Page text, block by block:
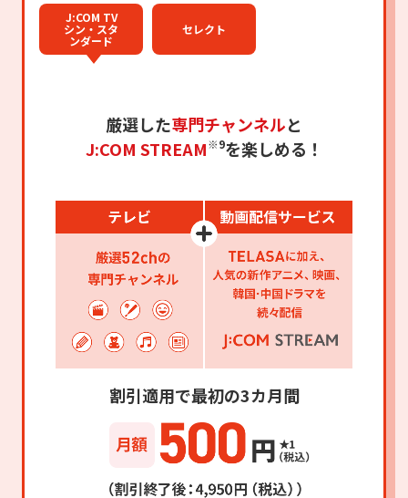
J:COM TV
シン・スタ
ンダード
セレクト
厳選した専門チャンネルと
J:COM STREAM※9を楽しめる！
割引適用で最初の3カ月間